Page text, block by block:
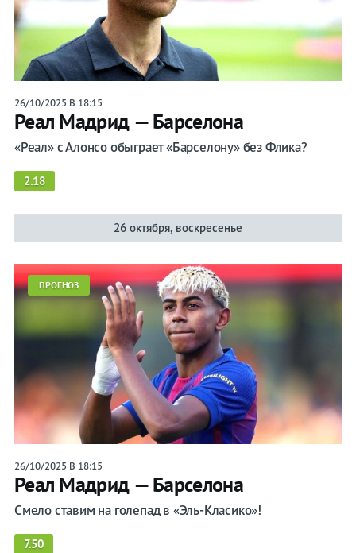
26/10/2025 В 18:15
Реал Мадрид — Барселона
«Реал» с Алонсо обыграет «Барселону» без Флика?
2.18
26 октября, воскресенье
ПРОГНОЗ
26/10/2025 В 18:15
Реал Мадрид — Барселона
Смело ставим на голепад в «Эль-Класико»!
7.50